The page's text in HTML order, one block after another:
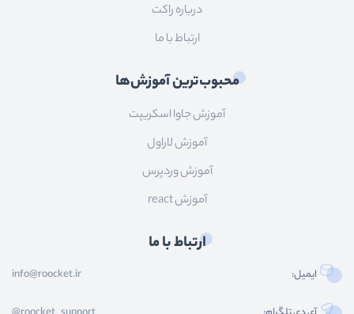
درباره راکت
ارتباط با ما
محبوب‌ترین آموزش‌ها
آموزش جاوا اسکریپت
آموزش لاراول
آموزش وردپرس
آموزش react
ارتباط با ما
ایمیل: info@roocket.ir